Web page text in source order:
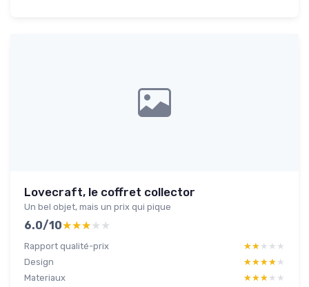
Lovecraft, le coffret collector
Un bel objet, mais un prix qui pique
6.0/10★★★★★
★★★★★
Rapport qualité-prix ★★★★★
★★★★★
Design
★★★★★
★★★★★
Materiaux
★★★★★
★★★★★